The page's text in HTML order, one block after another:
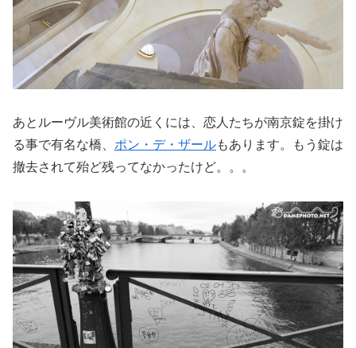
あとルーヴル美術館の近くには、恋人たちが南京錠を掛け
る事で有名な橋、 ポン・デ・ザールもあります。もう錠は
撤去されて殆ど残ってなかったけど。。。